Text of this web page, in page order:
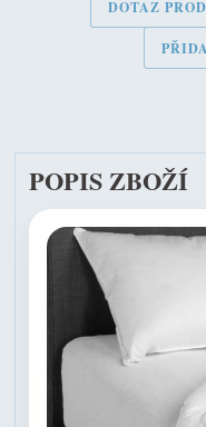
DOTAZ
POPIS ZBOŽÍ